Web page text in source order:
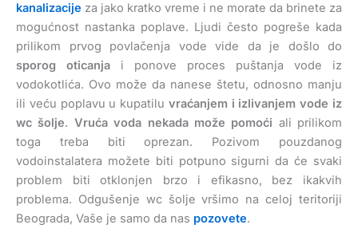
kanalizacije za jako kratko vreme i ne morate da brinete za
mogućnost nastanka poplave. Ljudi često pogreše kada
prilikom prvog povlačenja vode vide da je došlo do
sporog oticanja i ponove proces puštanja vode iz
vodokotlića. Ovo može da nanese štetu, odnosno manju
ili veću poplavu u kupatilu vraćanjem i izlivanjem vode iz
wc šolje. Vruća voda nekada može pomoći ali prilikom
toga treba biti oprezan. Pozivom pouzdanog
vodoinstalatera možete biti potpuno sigurni da će svaki
problem biti otklonjen brzo i efikasno, bez ikakvih
problema. Odgušenje wc šolje vršimo na celoj teritoriji
Beograda, Vaše je samo da nas pozovete.